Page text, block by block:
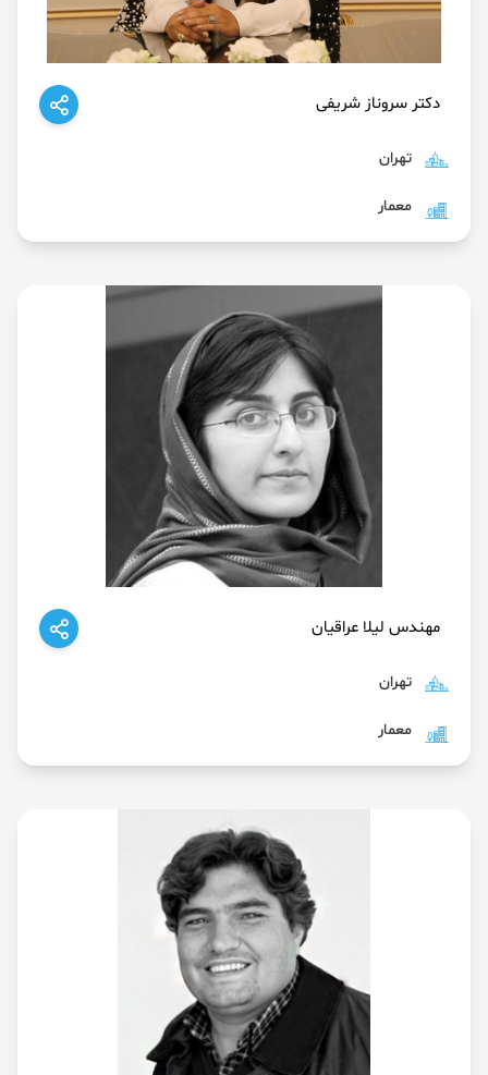
دکتر سروناز شریفی
تهران
معمار
مهندس لیلا عراقیان
تهران
معمار